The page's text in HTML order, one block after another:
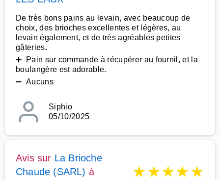
De très bons pains au levain, avec beaucoup de
choix, des brioches excellentes et légères, au
levain également, et de très agréables petites
gâteries.
➕ Pain sur commande à récupérer au fournil, et la
boulangère est adorable.
➖ Aucuns
Siphio
05/10/2025
Avis sur La Brioche
Chaude (SARL) à
★★★★★